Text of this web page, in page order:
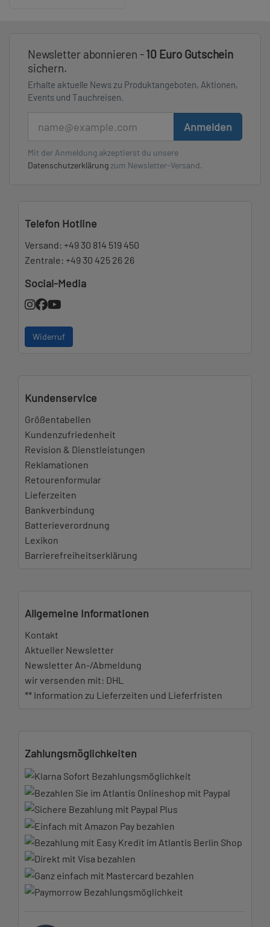
Newsletter abonnieren -10 Euro Gutschein
sichern.
Erhalte aktuelle News zu Produktangeboten, Aktionen,
Events und Tauchreisen.
Anmelden
Mit der Anmeldung akzeptierst du unsere
Datenschutzerklärung zum Newsletter-Versand.
Telefon Hotline
Versand: +49 30 814 519 450
Zentrale: +49 30 425 26 26
Social-Media
Widerruf
Kundenservice
Größentabellen
Kundenzufriedenheit
Revision & Dienstleistungen
Reklamationen
Retourenformular
Lieferzeiten
Bankverbindung
Batterieverordnung
Lexikon
Barrierefreiheitserklärung
Allgemeine Informationen
Kontakt
Aktueller Newsletter
Newsletter An-/Abmeldung
wir versenden mit: DHL
** Information zu Lieferzeiten und Lieferfristen
Zahlungsmöglichkeiten